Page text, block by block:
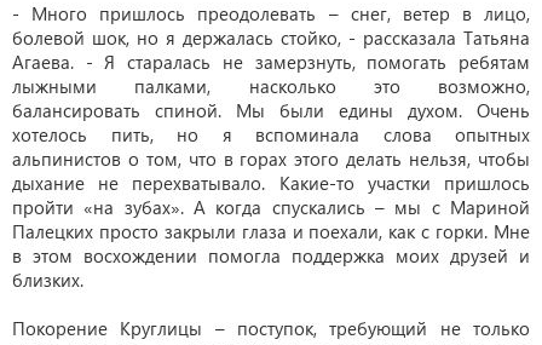
- Много пришлось преодолевать – снег, ветер в лицо,
болевой шок, но я держалась стойко, - рассказала Татьяна
Агаева. - Я старалась не замерзнуть, помогать ребятам
лыжными палками, насколько это возможно,
балансировать спиной. Мы были едины духом. Очень
хотелось пить, но я вспоминала слова опытных
альпинистов о том, что в горах этого делать нельзя, чтобы
дыхание не перехватывало. Какие-то участки пришлось
пройти «на зубах». А когда спускались – мы с Мариной
Палецких просто закрыли глаза и поехали, как с горки. Мне
в этом восхождении помогла поддержка моих друзей и
близких.
Покорение Круглицы – поступок, требующий не только